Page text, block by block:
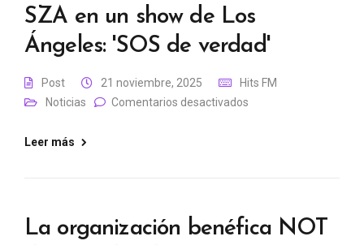
SZA en un show de Los
Ángeles: 'SOS de verdad'
Post 21 noviembre, 2025
Hits FM
Noticias
Comentarios desactivados
Leer más
La organización benéfica NOT